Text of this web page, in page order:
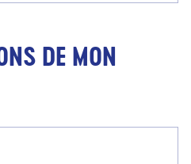
DE MON